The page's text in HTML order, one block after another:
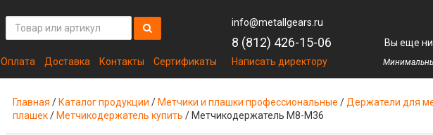
Оплата Доставка Контакты Сертификаты
info@metallgears.ru
8 (812) 426-15-06
Написать директору
Вы еще
Главная / Каталог продукции / Метчики и плашки профессиональные / Держатели для
плашек/ Метчикодержатель купить / Метчикодержатель М8-М36